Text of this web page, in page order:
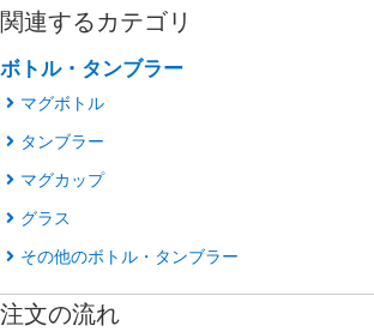
関連するカテゴリ
ボトル・タンブラー
マグボトル
タンブラー
マグカップ
グラス
その他のボトル・タンブラー
注文の流れ